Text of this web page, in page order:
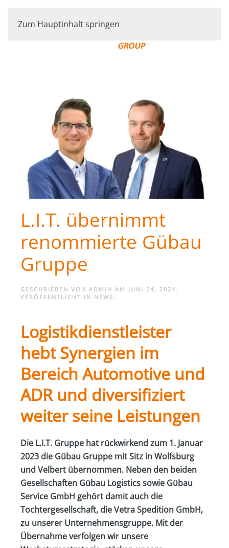
Zum Hauptinhalt springen
L.I.T. übernimmt
renommierte Gübau
Gruppe
GESCHRIEBEN VON ADMIN AM JUNI 24, 2024.
VERÖFFENTLICHT IN NEWS .
Logistikdienstleister
hebt Synergien im
Bereich Automotive und
ADR und diversifiziert
weiter seine Leistungen
Die L.I.T. Gruppe hat rückwirkend zum 1. Januar
2023 die Gübau Gruppe mit Sitz in Wolfsburg
und Velbert übernommen. Neben den beiden
Gesellschaften Gübau Logistics sowie Gübau
Service GmbH gehört damit auch die
Tochtergesellschaft, die Vetra Spedition GmbH,
zu unserer Unternehmensgruppe. Mit der
Übernahme verfolgen wir unsere